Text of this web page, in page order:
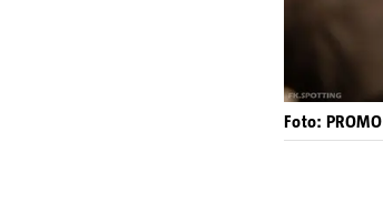
Foto: PROMO